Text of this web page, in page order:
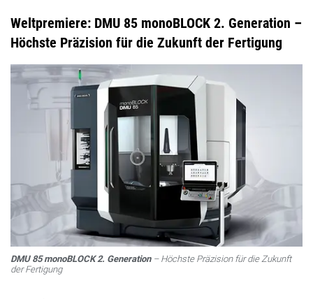
Weltpremiere: DMU 85 monoBLOCK 2. Generation –
Höchste Präzision für die Zukunft der Fertigung
DMU 85 monoBLOCK 2. Generation – Höchste Präzision für die Zukunft
der Fertigung